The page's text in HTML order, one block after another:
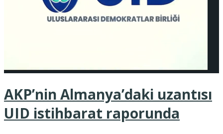
AKP’nin Almanya’daki uzantısı
UID istihbarat raporunda